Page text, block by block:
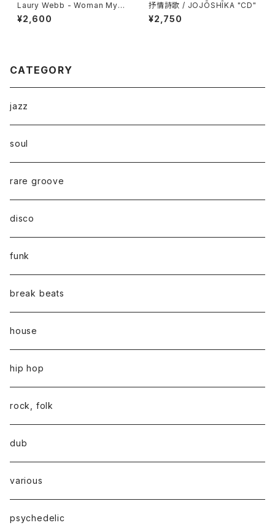
Laury Webb - Woman My
Queen "12"
¥2,600
抒情詩歌 / JOJŌSHĪKA "CD"
¥2,750
CATEGORY
jazz
soul
rare groove
disco
funk
break beats
house
hip hop
rock, folk
dub
various
psychedelic